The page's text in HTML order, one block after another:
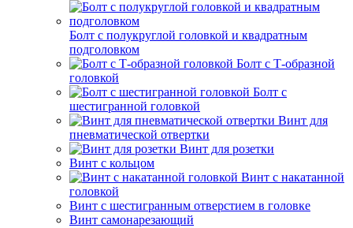
Болт с полукруглой головкой и квадратным
подголовком
Болт с Т-образной
головкой
Болт с
шестигранной головкой
Винт для
пневматической отвертки
Винт для розетки
Винт с кольцом
Винт с накатанной
головкой
Винт с шестигранным отверстием в головке
Винт самонарезающий